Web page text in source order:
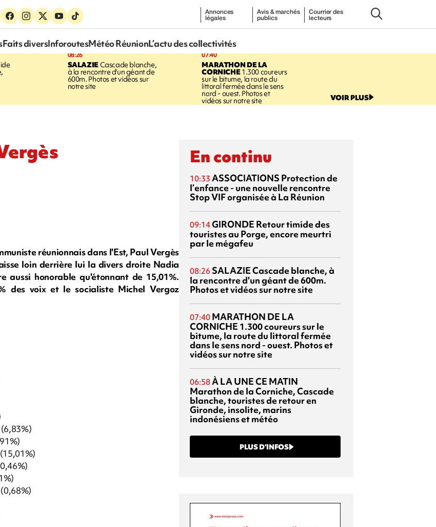
Annonces
légales
Avis & marchés
publics
Courrier des
lecteurs
Faits diversInforoutesMétéo RéunionL’actu des collectivités
08:26
SALAZIECascade blanche,
à la rencontre d'un géant de
600m. Photos et vidéos sur
notre site
07:40
MARATHON DE LA
CORNICHE1.300 coureurs
sur le bitume, la route du
littoral fermée dans le sens
nord - ouest. Photos et
vidéos sur notre site VOIR PLUS
réunionnais dans l'Est, Paul Vergès
loin derrière lui la divers droite Nadia
aussi honorable qu'étonnant de 15,01%.
des voix et le socialiste Michel Vergoz
En continu
10:33 ASSOCIATIONS Protection de
l’enfance - une nouvelle rencontre
Stop VIF organisée à La Réunion
09:14GIRONDE Retour timide des
touristes au Porge, encore meurtri
par le mégafeu
08:26 SALAZIECascade blanche, à
la rencontre d'un géant de 600m.
Photos et vidéos sur notre site
07:40 MARATHON DE LA
CORNICHE 1.300 coureurs sur le
bitume, la route du littoral fermée
dans le sens nord - ouest. Photos et
vidéos sur notre site
06:58À LA UNE CE MATIN
Marathon de la Corniche, Cascade
blanche, touristes de retour en
Gironde, insolite, marins
indonésiens et météo
PLUS D’INFOS